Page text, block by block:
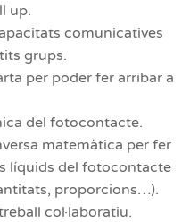
up.
comunicatives
grups.
per poder fer arribar a
del fotocontacte.
matemàtica per fer
líquids del fotocontacte
proporcions…).
col·laboratiu.